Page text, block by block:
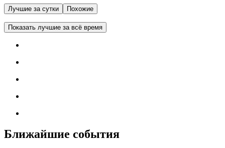
Лучшие за сутки Похожие
Показать лучшие за всё время
Ближайшие события